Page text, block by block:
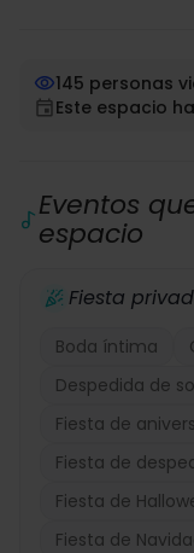
145 personas
Este espacio
Eventos
espacio
Fiesta
Boda íntima
Despedida de
Fiesta de
Fiesta de
Fiesta de
Fiesta de